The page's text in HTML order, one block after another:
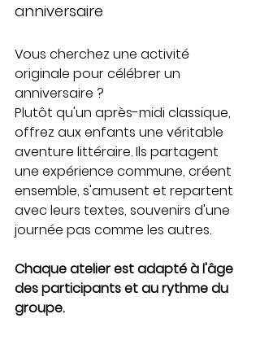
anniversaire
Vous cherchez une activité
originale pour célébrer un
anniversaire ?
Plutôt qu'un après-midi classique,
offrez aux enfants une véritable
aventure littéraire. Ils partagent
une expérience commune, créent
ensemble, s'amusent et repartent
avec leurs textes, souvenirs d'une
journée pas comme les autres.
Chaque atelier est adapté à l'âge
des participants et au rythme du
groupe.